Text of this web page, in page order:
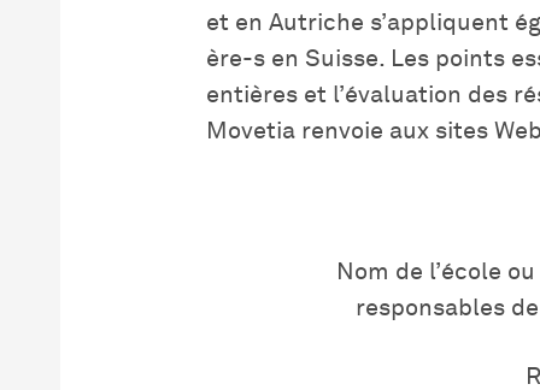
et en Autriche s’appliquent
ère-s en Suisse. Les points
entières et l’évaluation des
Movetia renvoie aux sites
Nom de l’école
responsables